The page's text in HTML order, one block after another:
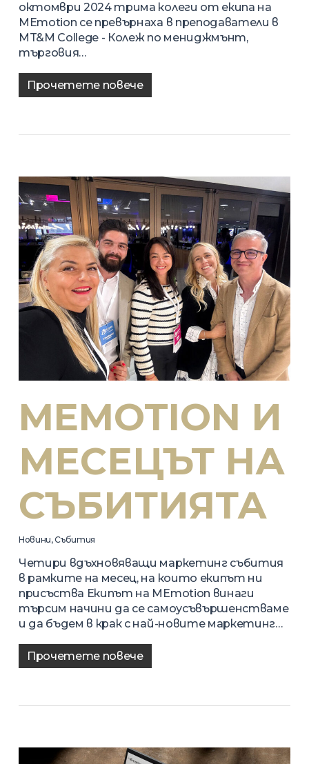
октомври 2024 трима колеги от екипа на
MEmotion се превърнаха в преподаватели в
MT&M College - Колеж по мениджмънт,
търговия…
Прочетете повече
MEMOTION И
МЕСЕЦЪТ НА
СЪБИТИЯТА
Новини,Събития
Четири вдъхновяващи маркетинг събития
в рамките на месец, на които екипът ни
присъства Екипът на MEmotion винаги
търсим начини да се самоусъвършенстваме
и да бъдем в крак с най-новите маркетинг…
Прочетете повече